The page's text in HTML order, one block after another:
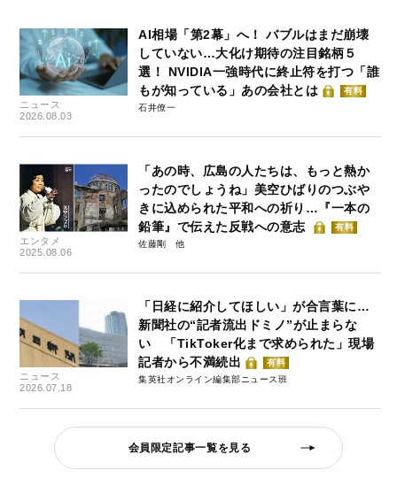
ニュース
2026.08.03
AI相場「第2幕」へ！ バブルはまだ崩壊
していない…大化け期待の注目銘柄５
選！ NVIDIA一強時代に終止符を打つ「誰
もが知っている」あの会社とは
有料
石井僚一
エンタメ
2025.08.06
「あの時、広島の人たちは、もっと熱か
ったのでしょうね」美空ひばりのつぶや
きに込められた平和への祈り…『一本の
鉛筆』で伝えた反戦への意志
有料
佐藤剛
ニュース
2026.07.18
「日経に紹介してほしい」が合言葉に…
新聞社の“記者流出ドミノ”が止まらな
い 「TikToker化まで求められた」現場
記者から不満続出
有料
集英社オンライン編集部ニュース班
会員限定記事一覧を見る